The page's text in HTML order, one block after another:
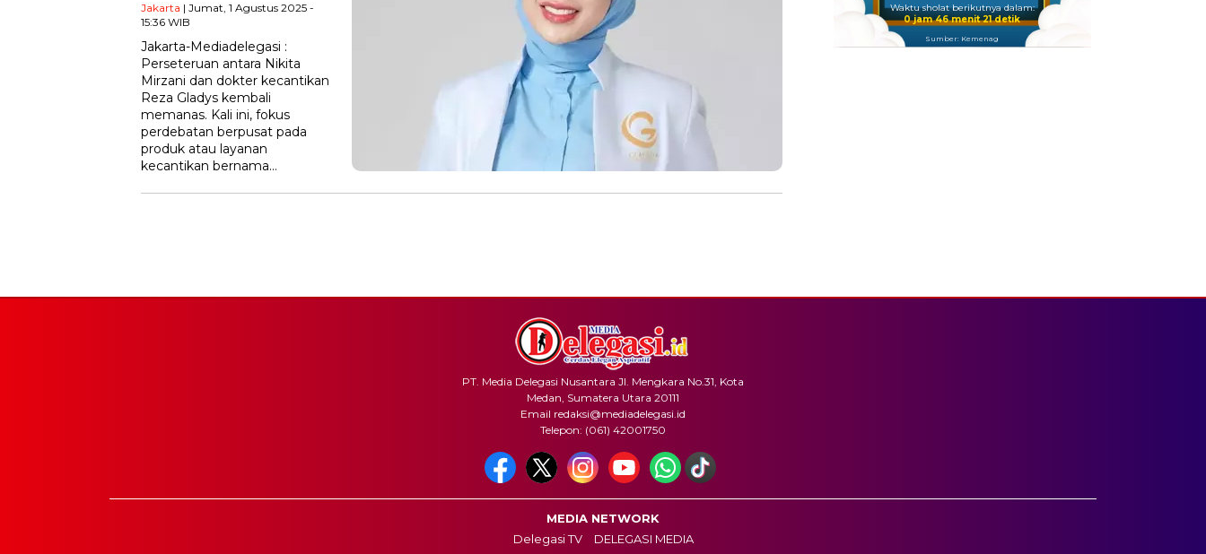
Jakarta | Jumat, 1 Agustus 2025 -
15:36 WIB
Jakarta-Mediadelegasi :
Perseteruan antara Nikita
Mirzani dan dokter kecantikan
Reza Gladys kembali
memanas. Kali ini, fokus
perdebatan berpusat pada
produk atau layanan
kecantikan bernama…
Waktu sholat berikutnya dalam:
0 jam 46 menit 20 detik
Sumber: Kemenag
PT. Media Delegasi Nusantara Jl. Mengkara No.31, Kota
Medan, Sumatera Utara 20111
Email redaksi@mediadelegasi.id
Telepon: (061) 42001750
MEDIA NETWORK
Delegasi TV
DELEGASI MEDIA